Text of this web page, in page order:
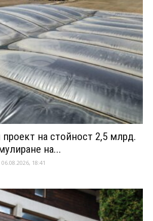
на стойност 2,5 млрд.
на...
06.08.2026, 18:41